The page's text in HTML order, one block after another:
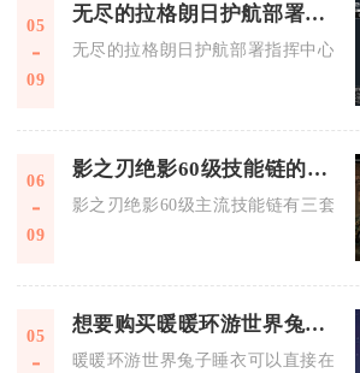
05
09
无尽的拉格朗日护航部署指挥中心如何处理通信传输问题
无尽的拉格朗日护航部署指挥中心
06
09
影之刃绝影60级技能链的组合有什么
影之刃绝影60级主流技能链有三套
05 想要购买暖暖环游世界兔子睡衣怎么找到它
暖暖环游世界兔子睡衣可以直接在